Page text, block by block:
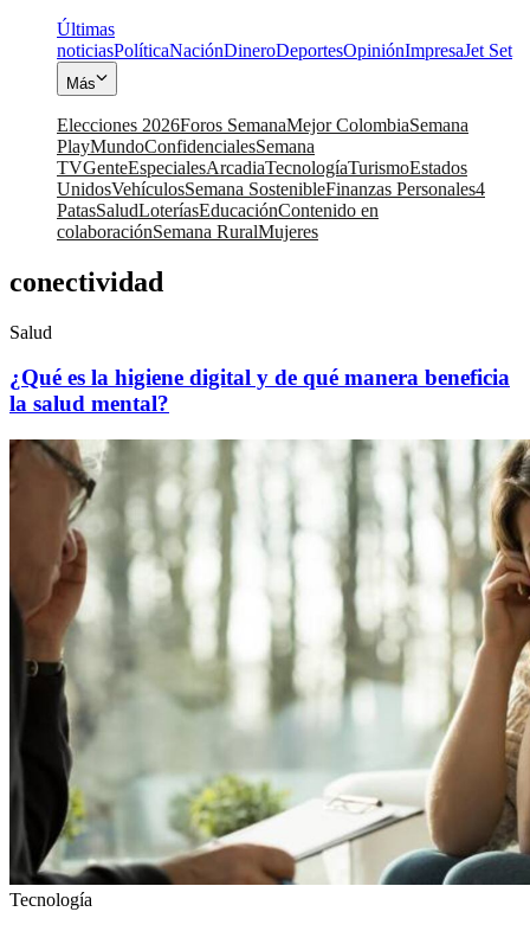
Últimas
noticiasPolíticaNaciónDineroDeportesOpiniónImpresaJet Set
Más
Elecciones 2026Foros SemanaMejor ColombiaSemana
PlayMundoConfidencialesSemana
TVGenteEspecialesArcadiaTecnologíaTurismoEstados
UnidosVehículosSemana SostenibleFinanzas Personales4
PatasSaludLoteríasEducaciónContenido en
colaboraciónSemana RuralMujeres
conectividad
Salud
¿Qué es la higiene digital y de qué manera beneficia
la salud mental?
Tecnología